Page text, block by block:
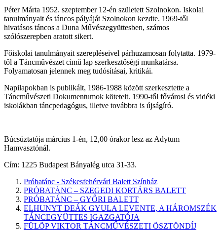
Péter Márta 1952. szeptember 12-én született Szolnokon. Iskolai
tanulmányait és táncos pályáját Szolnokon kezdte. 1969-től
hivatásos táncos a Duna Művészegyüttesben, számos
szólószerepben aratott sikert.
Főiskolai tanulmányait szerepléseivel párhuzamosan folytatta. 1979-
től a Táncművészet című lap szerkesztőségi munkatársa.
Folyamatosan jelennek meg tudósításai, kritikái.
Napilapokban is publikált, 1986-1988 között szerkesztette a
Táncművészeti Dokumentumok köteteit. 1990-től fővárosi és vidéki
iskolákban táncpedagógus, illetve továbbra is újságíró.
Búcsúztatója március 1-én, 12,00 órakor lesz az Adytum
Hamvasztónál.
Cím: 1225 Budapest Bányalég utca 31-33.
Próbatánc - Székesfehérvári Balett Színház
PRÓBATÁNC – SZEGEDI KORTÁRS BALETT
PRÓBATÁNC – GYŐRI BALETT
ELHUNYT DEÁK GYULA LEVENTE, A HÁROMSZÉK
TÁNCEGYÜTTES IGAZGATÓJA
FÜLÖP VIKTOR TÁNCMŰVÉSZETI ÖSZTÖNDÍJ